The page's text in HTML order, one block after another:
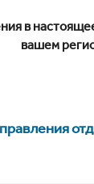
в
вашем